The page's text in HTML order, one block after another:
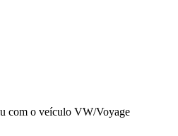
com o veículo VW/Voyage